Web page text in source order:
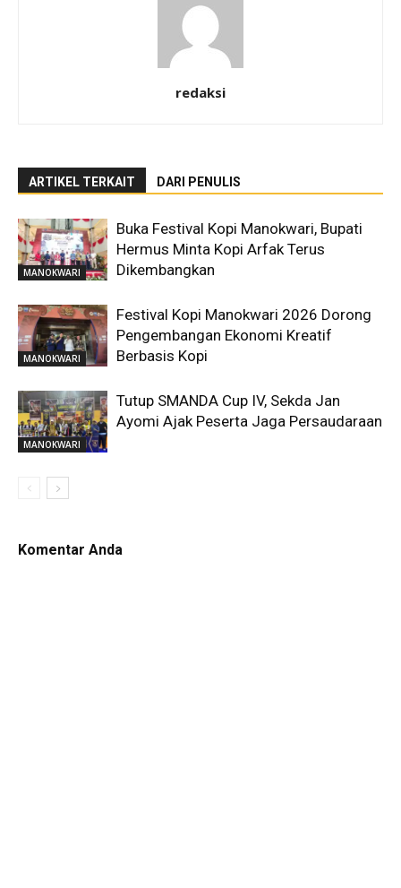
redaksi
ARTIKEL TERKAIT DARI PENULIS
MANOKWARI
Buka Festival Kopi Manokwari, Bupati
Hermus Minta Kopi Arfak Terus
Dikembangkan
MANOKWARI
Festival Kopi Manokwari 2026 Dorong
Pengembangan Ekonomi Kreatif
Berbasis Kopi
MANOKWARI
Tutup SMANDA Cup IV, Sekda Jan
Ayomi Ajak Peserta Jaga Persaudaraan
Komentar Anda